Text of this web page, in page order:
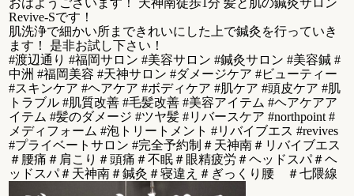
おはようございます！ 天神南徒歩1分 髪と肌の鍼灸サロン
Revive-Sです！
肌洗浄で細かい所まできれいにした上で鍼灸を行っていき
ます！ 是非お試し下さい！
#渡辺通り #福岡サロン #美容サロン #鍼灸サロン #美容鍼 #
中洲 #福岡美容 #天神サロン #ダメージケア #ビューティー
#スキンケア #ヘアケア #ボディケア #肌ケア #頭皮ケア #肌
トラブル #肌質改善 #毛髪改善 #美容アイテム #ヘアケアア
イテム #髪のダメージ #ツヤ髪 #リバースケア #northpoint #
メディフォーム #泡トリートメント #リバイブエス #revives
#プライベートサロン #完全予約制＃天神南＃リバイブエス
＃腰痛＃肩こり＃頭痛＃不眠＃眼精疲労＃ヘッドスパ＃ヘ
ッドスパ＃天神南＃鍼灸＃寝違え＃ぎっくり腰 ＃七隈線